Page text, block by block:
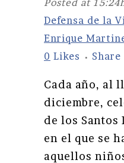
Posted at
Defensa de la
Enrique
0 Likes Share
Cada año, al
diciembre,
de los
en el que se
aquellos